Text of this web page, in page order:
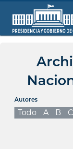
Autores
Todo A B C